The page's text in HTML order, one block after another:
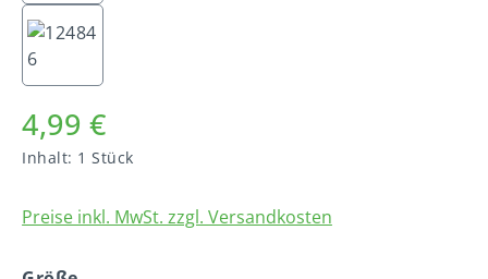
4,99 €
Inhalt: 1 Stück
Preise inkl. MwSt. zzgl. Versandkosten